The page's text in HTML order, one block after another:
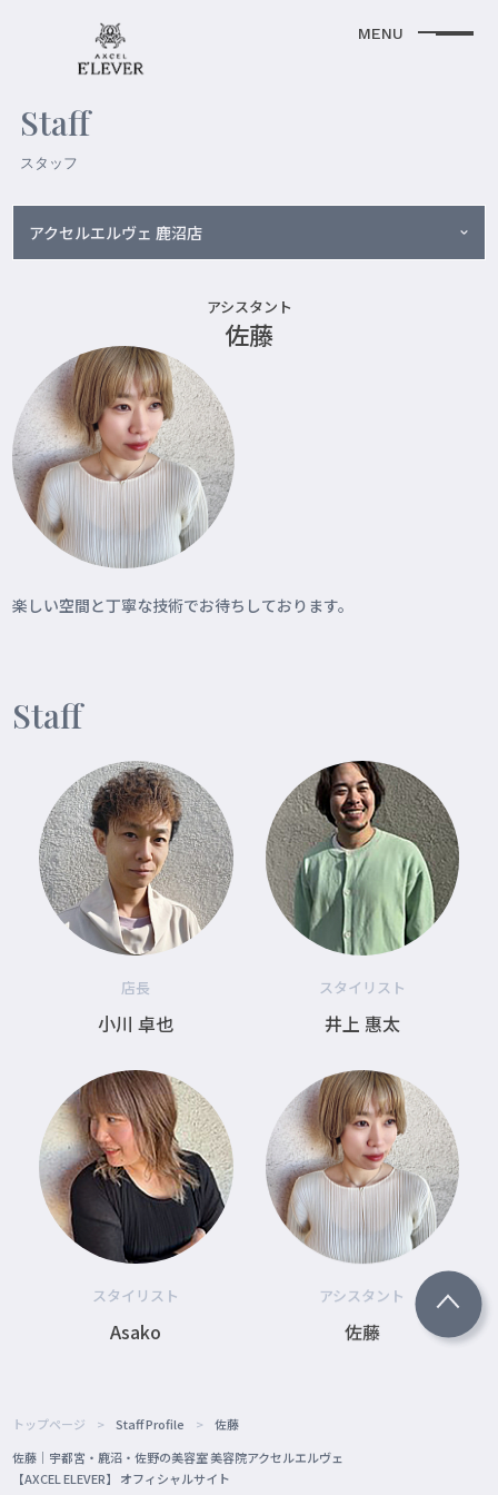
Staff
スタッフ
アクセルエルヴェ 鹿沼店
アシスタント
佐藤
楽しい空間と丁寧な技術でお待ちしております。
Staff
店長
小川 卓也
スタイリスト
井上 惠太
スタイリスト
Asako
アシスタント
佐藤
トップページ Staff Profile
佐藤
佐藤｜宇都宮・鹿沼・佐野の美容室 美容院アクセルエルヴェ
【AXCEL ELEVER】 オフィシャルサイト